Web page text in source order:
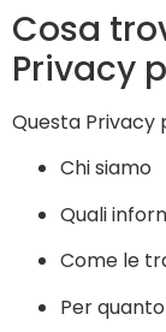
Cosa
Privacy
Questa Privacy
Chi siamo
Quali
Come le
Per